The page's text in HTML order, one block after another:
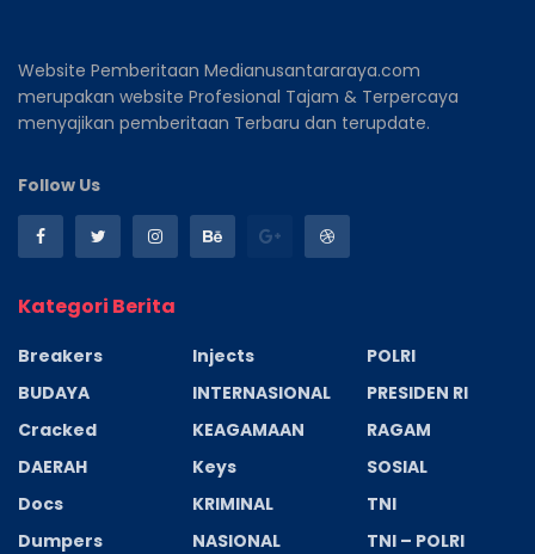
Website Pemberitaan Medianusantararaya.com
merupakan website Profesional Tajam & Terpercaya
menyajikan pemberitaan Terbaru dan terupdate.
Follow Us
Kategori Berita
Breakers
BUDAYA
Cracked
DAERAH
Docs
Dumpers
Injects
INTERNASIONAL
KEAGAMAAN
Keys
KRIMINAL
NASIONAL
POLRI
PRESIDEN RI
RAGAM
SOSIAL
TNI
TNI – POLRI